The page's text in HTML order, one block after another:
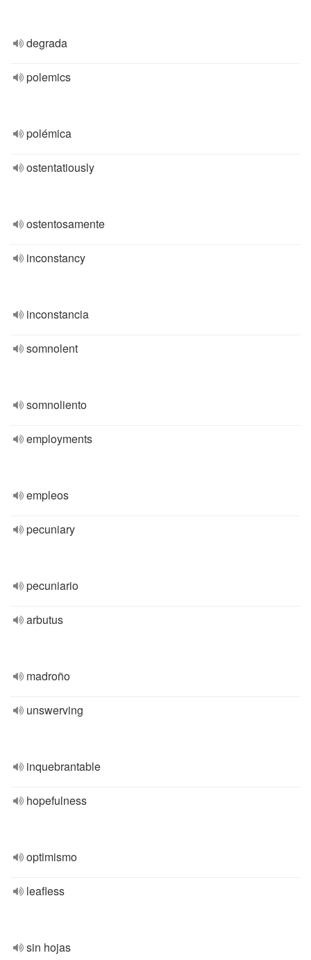
degrada
polemics
polémica
ostentatiously
ostentosamente
inconstancy
inconstancia
somnolent
somnoliento
employments
empleos
pecuniary
pecuniario
arbutus
madroño
unswerving
inquebrantable
hopefulness
optimismo
leafless
sin hojas